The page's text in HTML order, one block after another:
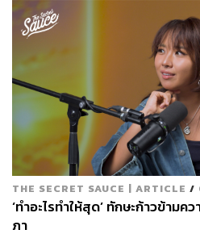
THE SECRET SAUCE | ARTICLE /
‘ทำอะไรทำให้สุด’ ทักษะก้าวข้าม
ภา